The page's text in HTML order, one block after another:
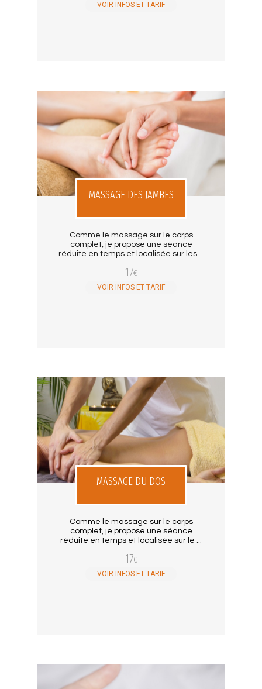
VOIR INFOS ET TARIF
MASSAGE DES JAMBES
Comme le massage sur le corps
complet, je propose une séance
réduite en temps et localisée sur les ...
17€
VOIR INFOS ET TARIF
MASSAGE DU DOS
Comme le massage sur le corps
complet, je propose une séance
réduite en temps et localisée sur le ...
17€
VOIR INFOS ET TARIF